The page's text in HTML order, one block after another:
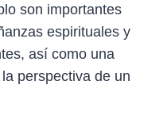
son importantes
espirituales y
así como una
perspectiva de un